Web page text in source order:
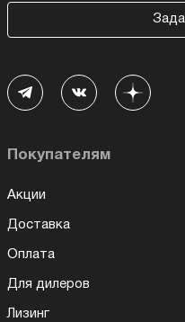
Покупателям
Акции
Доставка
Оплата
Для дилеров
Лизинг